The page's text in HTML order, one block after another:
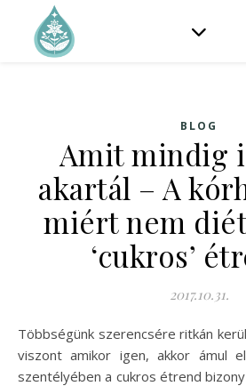
BLOG
Amit mindig
akartál – A
miért nem
‘cukros’
2017.10.31.
Többségünk szerencsére ritkán kerül kórházi környezetbe,
viszont amikor igen, akkor ámul
szentélyében a cukros étrend